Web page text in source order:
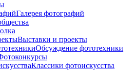
Галерея фотографий
Выставки и проекты
Обсуждение фототехники
Классики фотоискусства